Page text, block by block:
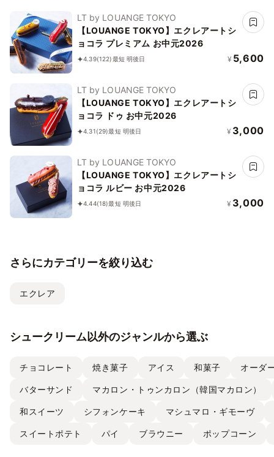
LT by LOUANGE TOKYO
【LOUANGE TOKYO】エクレアートシ
ョコラ プレミアム お中元2026
4.39(122)最短 明後日 ¥ 5,600
LT by LOUANGE TOKYO
【LOUANGE TOKYO】エクレアートシ
ョコラ ドゥ お中元2026
4.31(29)最短 明後日 ¥ 3,000
LT by LOUANGE TOKYO
【LOUANGE TOKYO】エクレアートシ
ョコラ ルビー お中元2026
4.44(18)最短 明後日 ¥ 3,000
さらにカテゴリーを絞り込む
エクレア
シュークリーム以外のジャンルから選ぶ
チョコレート 焼き菓子 アイス 和菓子 オーダ
バターサンド マカロン・トゥンカロン（韓国マカロン）
和スイーツ シフォンケーキ マシュマロ・ギモーヴ
スイートポテト パイ ブラウニー ポップコーン